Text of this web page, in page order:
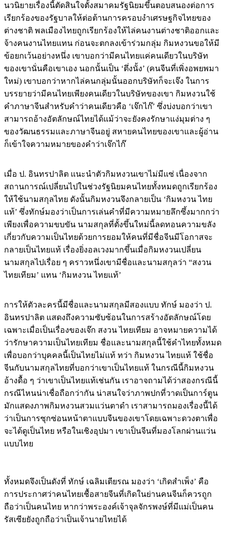
เรียกร้องของรัฐบาลให้ต่อต้านการครอบงำเศรษฐกิจไทยของ
ต่างชาติ พลเมืองไทยถูกเรียกร้องให้ไล่คนงานต่างชาติออกและ
จ้างคนงานไทยแทน ก่อนจะตกลงเข้าร่วมกลุ่ม กิมหงวนขอให้มี
ข้อยกเว้นอย่างหนึ่ง เขาบอกว่ามีคนไทยแค่คนเดียวในบริษัท
ของเขานั่นคือเขาเอง นอกนั้นเป็น ‘ตึ่งนั้ง’ (คนจีนที่เพิ่งอพยพมา
ใหม่) เขาบอกว่าหากไล่คนกลุ่มนั้นออกบริษัทก็จะเจ๊ง ในการ
บรรยายว่ามีคนไทยเพียงคนเดียวในบริษัทของเขา กิมหงวนใช้
คำภาษาจีนสำหรับคำว่าคนเดียวคือ ‘เจ๊กไก๊’ ซึ่งบ่งบอกว่าเขา
สามารถอ้างอัตลักษณ์ไทยได้แม้ว่าจะยังคงรักษาแง่มุมต่าง ๆ
ของวัฒนธรรมและภาษาจีนอยู่ สหายคนไทยของเขาและผู้อ่าน
ก็เข้าใจความหมายของคำว่าเจ๊กไก๊
สถานการณ์เปลี่ยนไปในช่วงรัฐนิยมคนไทยทั้งหมดถูกเรียกร้อง
ให้ใช้นามสกุลไทย ดังนั้นกิมหงวนจึงกลายเป็น ‘กิมหงวน ไทย
แท้’ ซึ่งทักษ์มองว่าเป็นการเล่นคำที่มีความหมายลึกซึ้งมากกว่า
เพียงเพื่อความขบขัน นามสกุลที่ตั้งขึ้นใหม่นี้ลดทอนความขลัง
เกี่ยวกับความเป็นไทยด้วยการยอมให้คนที่มีชื่อจีนมีโอกาสจะ
กลายเป็นไทยแท้ เรื่องยิ่งอลเวงมากขึ้นเมื่อกิมหงวนเปลี่ยน
นามสกุลไปเรื่อย ๆ คราวหนึ่งเขามีชื่อและนามสกุลว่า “สงวน
ไทยเทียม’ แทน ‘กิมหงวน ไทยแท้’
อินทรปาลิต แสดงถึงความซับซ้อนในการสร้างอัตลักษณ์โดย
เฉพาะเมื่อเป็นเรื่องของเจ๊ก สงวน ไทยเทียม อาจหมายความได้
ว่ารักษาความเป็นไทยเทียม ชื่อและนามสกุลนี้ใช้คำไทยทั้งหมด
เพื่อบอกว่าบุคคลนี้เป็นไทยไม่แท้ ทว่า กิมหงวน ไทยแท้ ใช้ชื่อ
จีนกับนามสกุลไทยที่บอกว่าเขาเป็นไทยแท้ ในกรณีนี้กิมหงวน
อ้างดื้อ ๆ ว่าเขาเป็นไทยแท้เช่นกัน เราอาจถามได้ว่าสองกรณีนี้
กรณีไหนน่าเชื่อถือกว่ากัน น่าสนใจว่าภาพปกที่วาดเป็นการ์ตูน
มักแสดงภาพกิมหงวนสวมแว่นตาดำ เราสามารถมองเรื่องนี้ได้
ว่าเป็นการซุกซ่อนหน้าตาแบบจีนของเขาโดยเฉพาะดวงตาเพื่อ
จะได้ดูเป็นไทย หรือในเชิงอุปมา เขาเป็นจีนที่มองโลกผ่านแว่น
แบบไทย
การประกาศว่าคนไทยเชื้อสายจีนที่เกิดในย่านคนจีนก็ควรถูก
ถือว่าเป็นคนไทย หากว่าพระองค์เจ้าจุลจักรพงษ์ที่มีแม่เป็นคน
รัสเซียยังถูกถือว่าเป็นเจ้านายไทยได้